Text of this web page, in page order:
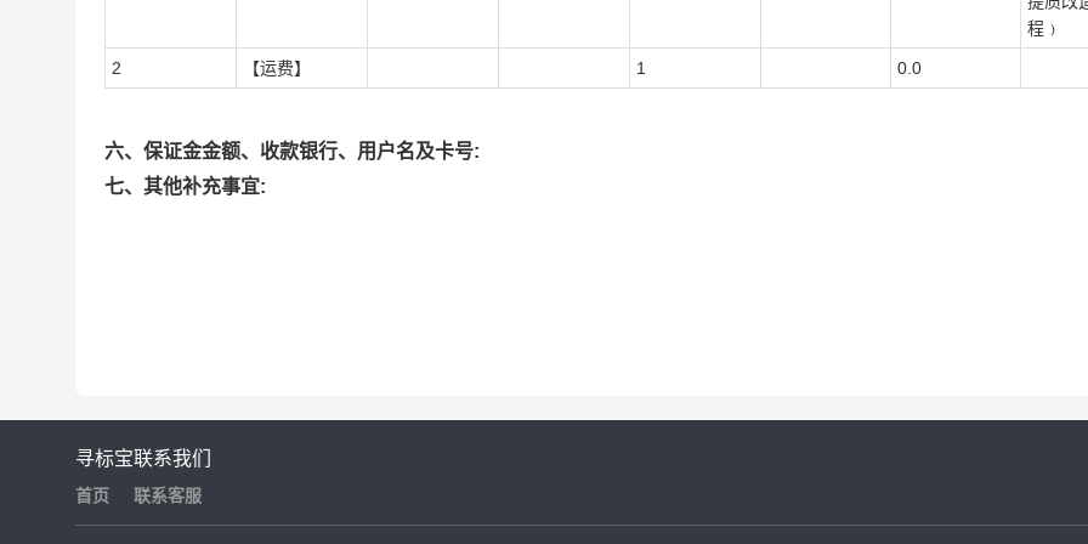
程﹚
2 【运费】 1 0.0
六、保证金金额、收款银行、用户名及卡号:
七、其他补充事宜:
寻标宝
首页
联系我们
联系客服